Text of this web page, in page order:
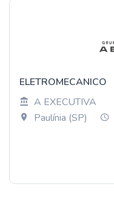
ELETROMECANICO
A EXECUTIVA
Paulínia (SP)